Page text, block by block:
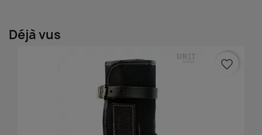
Déjà vus
favorite_border